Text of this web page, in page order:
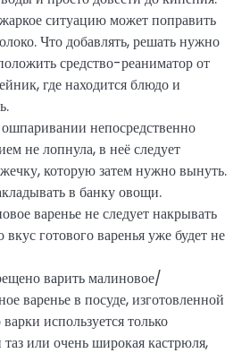
ситуацию может поправить
Что добавлять, решать нужно
средство-реаниматор от
где находится блюдо и
непосредственно
не лопнула, в неё следует
которую затем нужно вынуть.
в банку овощи.
варенье не следует накрывать
готового варенья уже будет не
варить малиновое/
варенье в посуде, изготовленной
используется только
или очень широкая кастрюля,